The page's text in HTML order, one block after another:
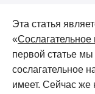
Эта статья
«Сослагательное
первой статье
сослагательное
имеет. Сейчас же